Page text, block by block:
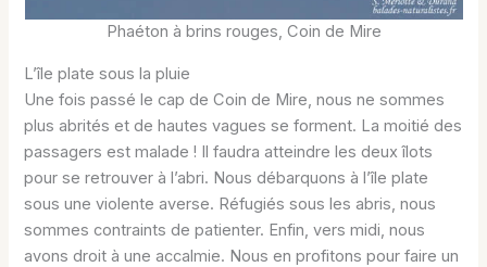
Phaéton à brins rouges, Coin de Mire
L’île plate sous la pluie
Une fois passé le cap de Coin de Mire, nous ne sommes
plus abrités et de hautes vagues se forment. La moitié des
passagers est malade ! Il faudra atteindre les deux îlots
pour se retrouver à l’abri. Nous débarquons à l’île plate
sous une violente averse. Réfugiés sous les abris, nous
sommes contraints de patienter. Enfin, vers midi, nous
avons droit à une accalmie. Nous en profitons pour faire un